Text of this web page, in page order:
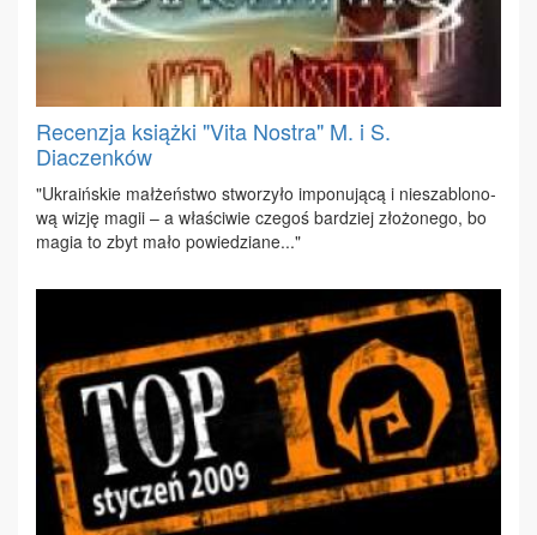
Recenzja książki "Vita Nostra" M. i S.
Diaczenków
"Ukra­iń­skie mał­żeń­stwo stwo­rzy­ło im­po­nu­ją­cą i nie­sza­blo­no­
wą wi­zję ma­gii – a wła­ści­wie cze­goś bar­dziej zło­żo­ne­go, bo
ma­gia to zbyt ma­ło po­wie­dzia­ne..."